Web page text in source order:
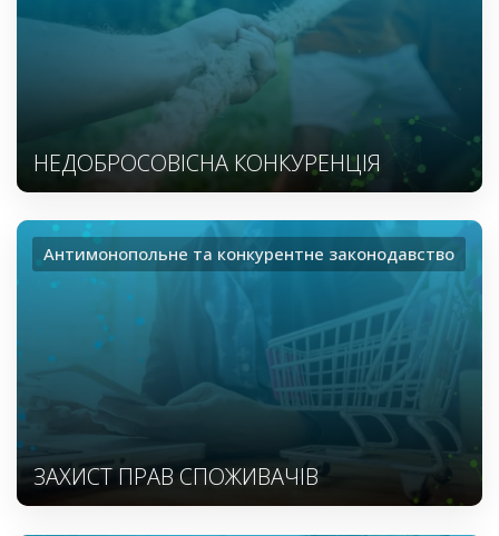
НЕДОБРОСОВІСНА КОНКУРЕНЦІЯ
ЗАХИСТ ПРАВ СПОЖИВАЧІВ
Антимонопольне та конкурентне законодавство